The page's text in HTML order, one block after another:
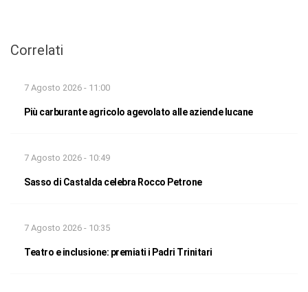
Correlati
7 Agosto 2026 - 11:00
Più carburante agricolo agevolato alle aziende lucane
7 Agosto 2026 - 10:49
Sasso di Castalda celebra Rocco Petrone
7 Agosto 2026 - 10:35
Teatro e inclusione: premiati i Padri Trinitari